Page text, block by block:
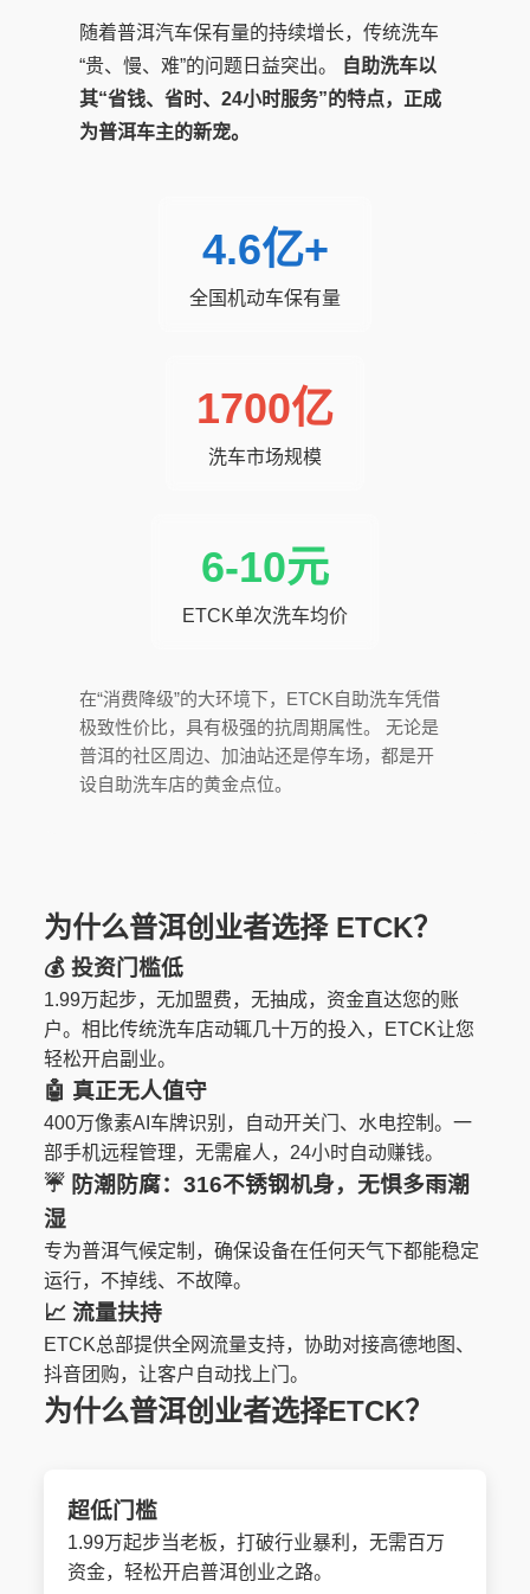
随着普洱汽车保有量的持续增长，传统洗车
“贵、慢、难”的问题日益突出。
自助洗车以
其“省钱、省时、24小时服务”的特点，正成
为普洱车主的新宠。
4.6亿+
全国机动车保有量
1700亿
洗车市场规模
6-10元
ETCK单次洗车均价
在“消费降级”的大环境下，ETCK自助洗车凭借
极致性价比，具有极强的抗周期属性。 无论是
普洱的社区周边、加油站还是停车场，都是开
设自助洗车店的黄金点位。
为什么普洱创业者选择 ETCK？
💰 投资门槛低
1.99万起步，无加盟费，无抽成，资金直达您的账
户。相比传统洗车店动辄几十万的投入，ETCK让您
轻松开启副业。
🤖 真正无人值守
400万像素AI车牌识别，自动开关门、水电控制。一
部手机远程管理，无需雇人，24小时自动赚钱。
☔️ 防潮防腐：316不锈钢机身，无惧多雨潮
湿
专为普洱气候定制，确保设备在任何天气下都能稳定
运行，不掉线、不故障。
📈 流量扶持
ETCK总部提供全网流量支持，协助对接高德地图、
抖音团购，让客户自动找上门。
为什么普洱创业者选择ETCK？
超低门槛
1.99万起步当老板，打破行业暴利，无需百万
资金，轻松开启普洱创业之路。